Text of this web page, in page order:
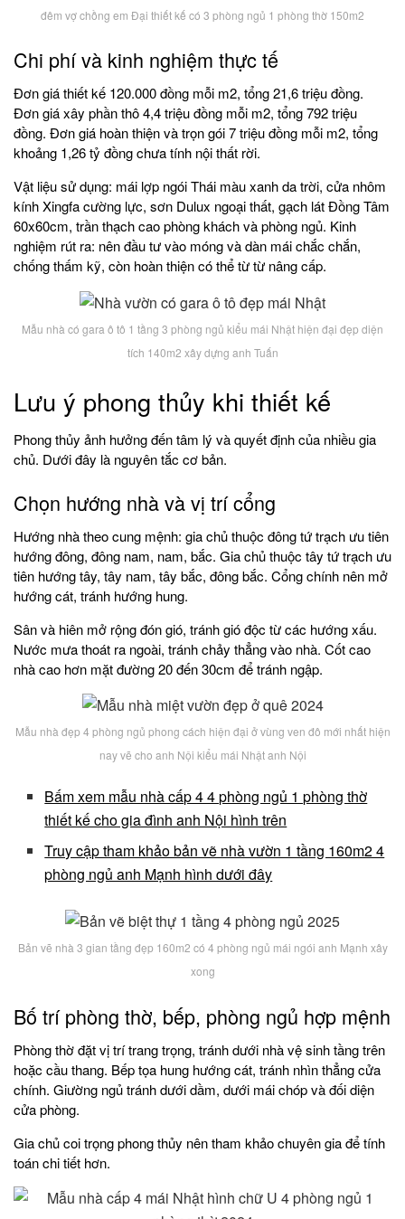
đêm vợ chồng em Đại thiết kế có 3 phòng ngủ 1 phòng thờ 150m2
Chi phí và kinh nghiệm thực tế
Đơn giá thiết kế 120.000 đồng mỗi m2, tổng 21,6 triệu đồng.
Đơn giá xây phần thô 4,4 triệu đồng mỗi m2, tổng 792 triệu
đồng. Đơn giá hoàn thiện và trọn gói 7 triệu đồng mỗi m2, tổng
khoảng 1,26 tỷ đồng chưa tính nội thất rời.
Vật liệu sử dụng: mái lợp ngói Thái màu xanh da trời, cửa nhôm
kính Xingfa cường lực, sơn Dulux ngoại thất, gạch lát Đồng Tâm
60x60cm, trần thạch cao phòng khách và phòng ngủ. Kinh
nghiệm rút ra: nên đầu tư vào móng và dàn mái chắc chắn,
chống thấm kỹ, còn hoàn thiện có thể từ từ nâng cấp.
Mẫu nhà có gara ô tô 1 tầng 3 phòng ngủ kiểu mái Nhật hiện đại đẹp diện
tích 140m2 xây dựng anh Tuấn
Lưu ý phong thủy khi thiết kế
Phong thủy ảnh hưởng đến tâm lý và quyết định của nhiều gia
chủ. Dưới đây là nguyên tắc cơ bản.
Chọn hướng nhà và vị trí cổng
Hướng nhà theo cung mệnh: gia chủ thuộc đông tứ trạch ưu tiên
hướng đông, đông nam, nam, bắc. Gia chủ thuộc tây tứ trạch ưu
tiên hướng tây, tây nam, tây bắc, đông bắc. Cổng chính nên mở
hướng cát, tránh hướng hung.
Sân và hiên mở rộng đón gió, tránh gió độc từ các hướng xấu.
Nước mưa thoát ra ngoài, tránh chảy thẳng vào nhà. Cốt cao
nhà cao hơn mặt đường 20 đến 30cm để tránh ngập.
Mẫu nhà đẹp 4 phòng ngủ phong cách hiện đại ở vùng ven đô mới nhất hiện
nay vẽ cho anh Nội kiểu mái Nhật anh Nội
Bấm xem mẫu nhà cấp 4 4 phòng ngủ 1 phòng thờ
thiết kế cho gia đình anh Nội hình trên
Truy cập tham khảo bản vẽ nhà vườn 1 tầng 160m2 4
phòng ngủ anh Mạnh hình dưới đây
Bản vẽ nhà 3 gian tầng đẹp 160m2 có 4 phòng ngủ mái ngói anh Mạnh xây
xong
Bố trí phòng thờ, bếp, phòng ngủ hợp mệnh
Phòng thờ đặt vị trí trang trọng, tránh dưới nhà vệ sinh tầng trên
hoặc cầu thang. Bếp tọa hung hướng cát, tránh nhìn thẳng cửa
chính. Giường ngủ tránh dưới dầm, dưới mái chóp và đối diện
cửa phòng.
Gia chủ coi trọng phong thủy nên tham khảo chuyên gia để tính
toán chi tiết hơn.